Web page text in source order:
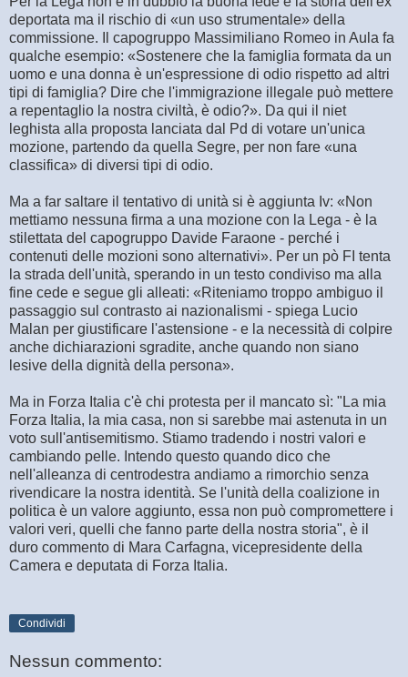
deportata ma il rischio di «un uso strumentale» della
commissione. Il capogruppo Massimiliano Romeo in Aula fa
qualche esempio: «Sostenere che la famiglia formata da un
uomo e una donna è un'espressione di odio rispetto ad altri
tipi di famiglia? Dire che l'immigrazione illegale può mettere
a repentaglio la nostra civiltà, è odio?». Da qui il niet
leghista alla proposta lanciata dal Pd di votare un'unica
mozione, partendo da quella Segre, per non fare «una
classifica» di diversi tipi di odio.
Ma a far saltare il tentativo di unità si è aggiunta Iv: «Non
mettiamo nessuna firma a una mozione con la Lega - è la
stilettata del capogruppo Davide Faraone - perché i
contenuti delle mozioni sono alternativi». Per un pò FI tenta
la strada dell'unità, sperando in un testo condiviso ma alla
fine cede e segue gli alleati: «Riteniamo troppo ambiguo il
passaggio sul contrasto ai nazionalismi - spiega Lucio
Malan per giustificare l'astensione - e la necessità di colpire
anche dichiarazioni sgradite, anche quando non siano
lesive della dignità della persona».
Ma in Forza Italia c'è chi protesta per il mancato sì: "La mia
Forza Italia, la mia casa, non si sarebbe mai astenuta in un
voto sull'antisemitismo. Stiamo tradendo i nostri valori e
cambiando pelle. Intendo questo quando dico che
nell'alleanza di centrodestra andiamo a rimorchio senza
rivendicare la nostra identità. Se l'unità della coalizione in
politica è un valore aggiunto, essa non può compromettere i
valori veri, quelli che fanno parte della nostra storia", è il
duro commento di Mara Carfagna, vicepresidente della
Camera e deputata di Forza Italia.
Condividi
Nessun commento: